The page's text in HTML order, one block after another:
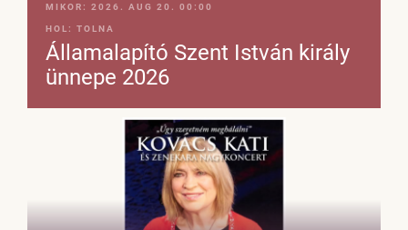
MIKOR: 2026. AUG 20. 00:00
HOL: TOLNA
Államalapító Szent István király
ünnepe 2026